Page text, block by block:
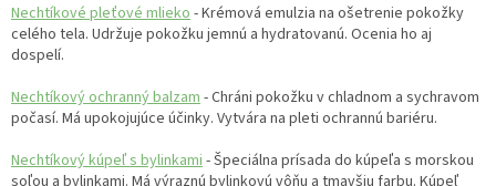
Nechtíkové pleťové mlieko - Krémová emulzia na ošetrenie pokožky
celého tela. Udržuje pokožku jemnú a hydratovanú. Ocenia ho aj
dospelí.
Nechtíkový ochranný balzam - Chráni pokožku v chladnom a sychravom
počasí. Má upokojujúce účinky. Vytvára na pleti ochrannú bariéru.
Nechtíkový kúpeľ s bylinkami - Špeciálna prísada do kúpeľa s morskou
soľou a bylinkami. Má výraznú bylinkovú vôňu a tmavšiu farbu. Kúpeľ